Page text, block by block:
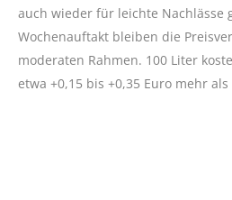
auch wieder für leichte Nachlässe
Wochenauftakt bleiben die
moderaten Rahmen. 100 Liter
etwa +0,15 bis +0,35 Euro mehr